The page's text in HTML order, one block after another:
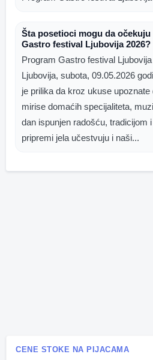
Šta posetioci mogu da
Gastro festival Ljubovija 2026?
Program Gastro festival
Ljubovija, subota, 09.05.2026
je prilika da kroz ukuse
mirise domaćih specijaliteta,
dan ispunjen radošću, tradicijom
pripremi jela učestvuju i naši...
CENE STOKE NA PIJACAMA